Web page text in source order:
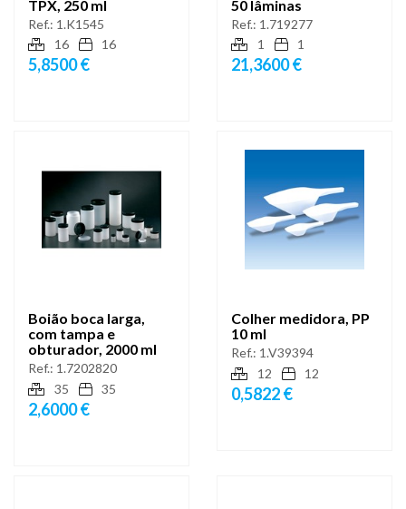
TPX, 250 ml
Ref.: 1.K1545
16
16
5,8500 €
50 lâminas
Ref.: 1.719277
1
1
21,3600 €
Boião boca larga,
com tampa e
obturador, 2000 ml
Ref.: 1.7202820
35
35
2,6000 €
Colher medidora, PP
10 ml
Ref.: 1.V39394
12
12
0,5822 €